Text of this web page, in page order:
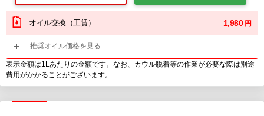
オイル交換（工賃） 1,980 円
推奨オイル価格を見る
表示金額は1Lあたりの金額です。なお、カウル脱着等の作業が必要な際は別途
費用がかかることがございます。